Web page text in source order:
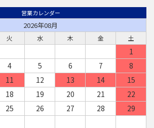
営業カレンダー
2026年08月
火 水 木 金 土
1
4 5 6 7
8
11 12 13 14
15
18 19 20 21
22
25 26 27 28
29